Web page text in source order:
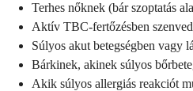
Terhes nőknek (bár szoptatás
Aktív TBC-fertőzésben
Súlyos akut betegségben vagy
Bárkinek, akinek súlyos
Akik súlyos allergiás reakciót